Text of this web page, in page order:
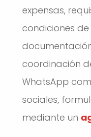
expensas,
condiciones de
coordinación
WhatsApp
sociales,
mediante un